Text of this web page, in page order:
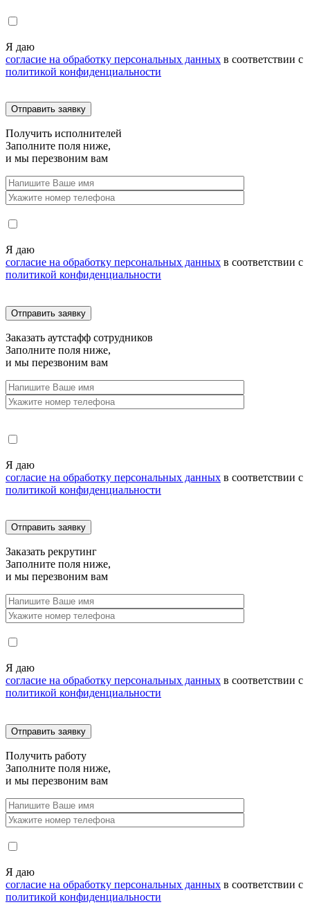
Я даю
согласие на обработку персональных данных в соответствии с
политикой конфиденциальности
Получить исполнителей
Заполните поля ниже,
и мы перезвоним вам
Я даю
согласие на обработку персональных данных в соответствии с
политикой конфиденциальности
Заказать аутстафф сотрудников
Заполните поля ниже,
и мы перезвоним вам
Я даю
согласие на обработку персональных данных в соответствии с
политикой конфиденциальности
Заказать рекрутинг
Заполните поля ниже,
и мы перезвоним вам
Я даю
согласие на обработку персональных данных в соответствии с
политикой конфиденциальности
Получить работу
Заполните поля ниже,
и мы перезвоним вам
Я даю
согласие на обработку персональных данных в соответствии с
политикой конфиденциальности